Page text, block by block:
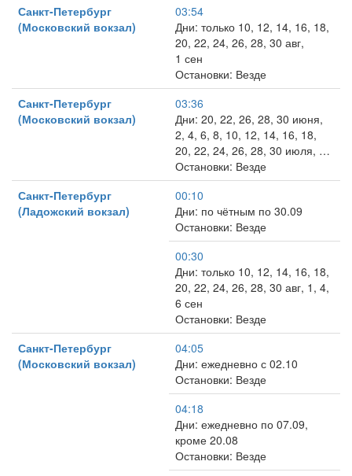
Санкт-Петербург
(Московский вокзал)
03:54
Дни: только 10, 12, 14, 16, 18,
20, 22, 24, 26, 28, 30 авг,
1 сен
Остановки: Везде
Санкт-Петербург
(Московский вокзал)
03:36
Дни: 20, 22, 26, 28, 30 июня,
2, 4, 6, 8, 10, 12, 14, 16, 18,
20, 22, 24, 26, 28, 30 июля, …
Остановки: Везде
Санкт-Петербург
(Ладожский вокзал)
00:10
Дни: по чётным по 30.09
Остановки: Везде
00:30
Дни: только 10, 12, 14, 16, 18,
20, 22, 24, 26, 28, 30 авг, 1, 4,
6 сен
Остановки: Везде
Санкт-Петербург
(Московский вокзал)
04:05
Дни: ежедневно с 02.10
Остановки: Везде
04:18
Дни: ежедневно по 07.09,
кроме 20.08
Остановки: Везде